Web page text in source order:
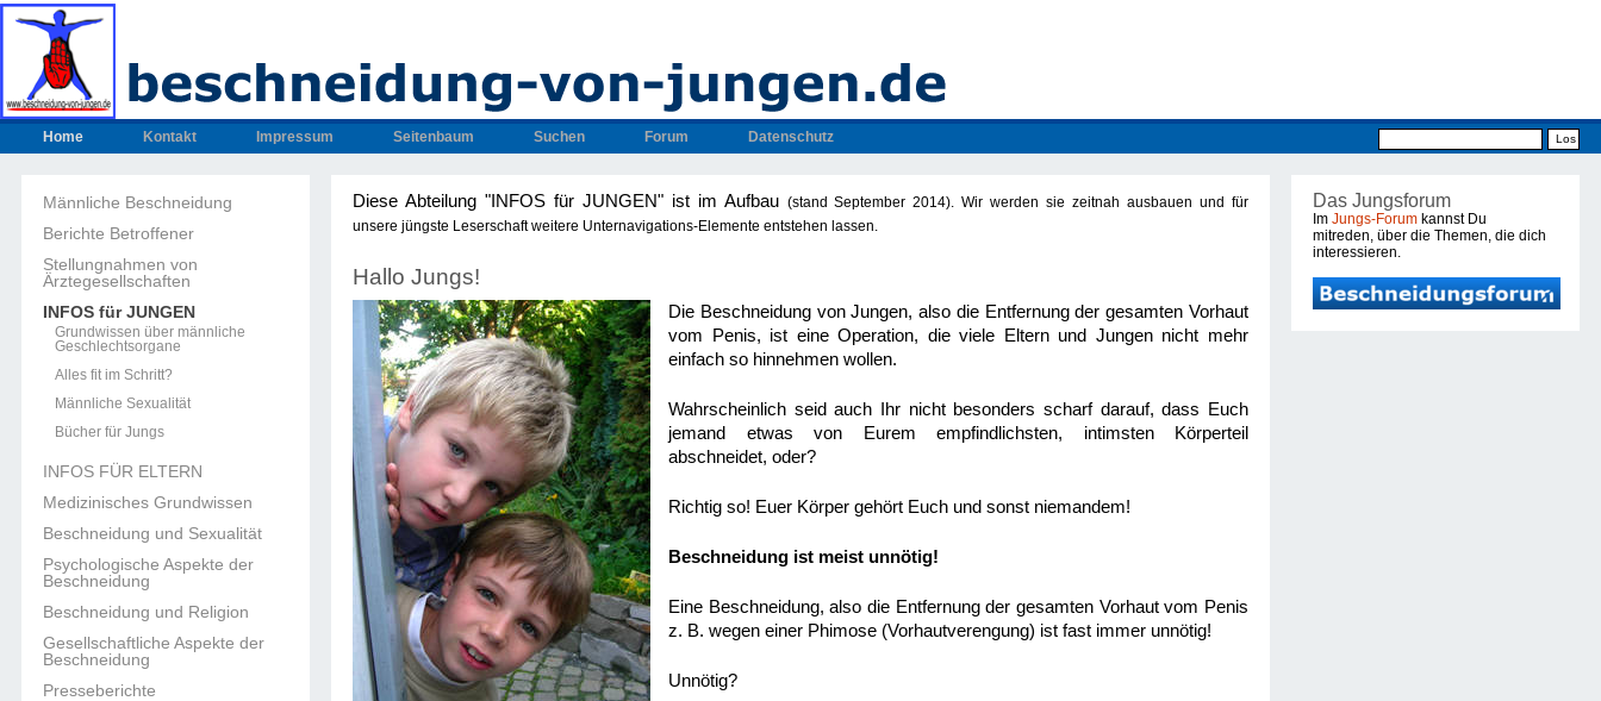
Home Kontakt Impressum Seitenbaum Suchen Forum Datenschutz
Männliche Beschneidung
Berichte Betroffener
Stellungnahmen von
Ärztegesellschaften
INFOS für JUNGEN
Grundwissen über männliche
Geschlechtsorgane
Alles fit im Schritt?
Männliche Sexualität
Bücher für Jungs
INFOS FÜR ELTERN
Medizinisches Grundwissen
Beschneidung und Sexualität
Psychologische Aspekte der
Beschneidung
Beschneidung und Religion
Gesellschaftliche Aspekte der
Beschneidung
Presseberichte
Das Jungsforum
Im Jungs-Forum kannst Du
mitreden, über die Themen, die dich
interessieren.
Diese Abteilung "INFOS für JUNGEN" ist im Aufbau (stand September 2014). Wir werden sie zeitnah ausbauen und für
unsere jüngste Leserschaft weitere Unternavigations-Elemente entstehen lassen.
Hallo Jungs!
Die Beschneidung von Jungen, also die Entfernung der gesamten Vorhaut
vom Penis, ist eine Operation, die viele Eltern und Jungen nicht mehr
einfach so hinnehmen wollen.
Wahrscheinlich seid auch Ihr nicht besonders scharf darauf, dass Euch
jemand etwas von Eurem empfindlichsten, intimsten Körperteil
abschneidet, oder?
Richtig so! Euer Körper gehört Euch und sonst niemandem!
Beschneidung ist meist unnötig!
Eine Beschneidung, also die Entfernung der gesamten Vorhaut vom Penis
z. B. wegen einer Phimose (Vorhautverengung) ist fast immer unnötig!
Unnötig?